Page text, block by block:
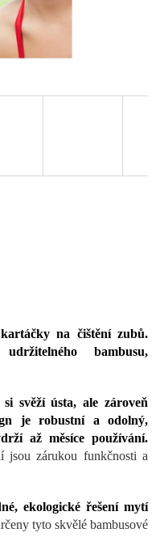
na čištění zubů.
bambusu,
svěží ústa, ale zároveň
je robustní a odolný,
až měsíce používání.
jsou zárukou funkčnosti a
ekologické řešení mytí
tyto skvělé bambusové